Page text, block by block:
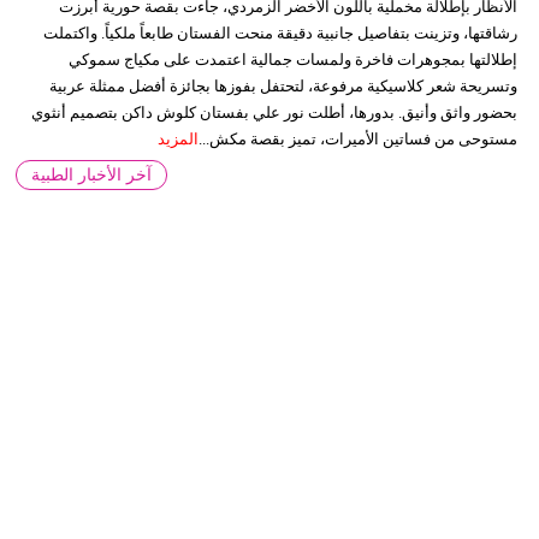
الأنظار بإطلالة مخملية باللون الأخضر الزمردي، جاءت بقصة حورية أبرزت
رشاقتها، وتزينت بتفاصيل جانبية دقيقة منحت الفستان طابعاً ملكياً. واكتملت
إطلالتها بمجوهرات فاخرة ولمسات جمالية اعتمدت على مكياج سموكي
وتسريحة شعر كلاسيكية مرفوعة، لتحتفل بفوزها بجائزة أفضل ممثلة عربية
بحضور واثق وأنيق. بدورها، أطلت نور علي بفستان كلوش داكن بتصميم أنثوي
مستوحى من فساتين الأميرات، تميز بقصة مكش... المزيد
آخر الأخبار الطبية